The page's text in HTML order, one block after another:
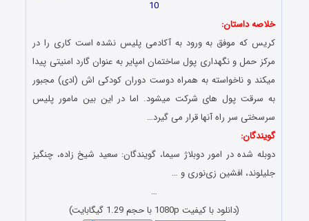
به ورود به آکادمی پلیس نشده است کاری را در
نگهداری پول ساختمان امپایر به عنوان گارد امنیتی پیدا
به همراه دوست دوران کودکی اش (ادی) مجبور
های شرکت میشود. اما در این بین مامور پلیس
راه آنها قرار می گیرد…
در امور دوبلاژ سیما، گویندگان: سعید شیخ زاده، چنگیز
زی‌نوری و …